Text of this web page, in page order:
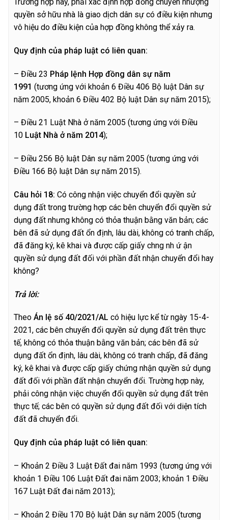
quyền sở hữu nhà là giao dịch dân sự có điều kiện nhưng
vô hiệu do điều kiện của hợp đồng không thể xảy ra.
Quy định của pháp luật có liên quan:
– Điều 23 Pháp lệnh Hợp đồng dân sự năm
1991 (tương ứng với khoản 6 Điều 406 Bộ luật Dân sự
năm 2005, khoản 6 Điều 402 Bộ luật Dân sự năm 2015);
– Điều 21 Luật Nhà ở năm 2005 (tương ứng với Điều
10 Luật Nhà ở năm 2014);
– Điều 256 Bộ luật Dân sự năm 2005 (tương ứng với
Điều 166 Bộ luật Dân sự năm 2015).
Câu hỏi 18: Có công nhận việc chuyển đổi quyền sử
dụng đất trong trường hợp các bên chuyển đổi quyền sử
dụng đất nhưng không có thỏa thuận bằng văn bản; các
bên đã sử dụng đất ổn định, lâu dài, không có tranh chấp,
đã đăng ký, kê khai và được cấp giấy chng nh ứ ận
quyền sử dụng đất đối với phần đất nhận chuyển đổi hay
không?
Trả lời:
Theo Án lệ số 40/2021/AL có hiệu lực kể từ ngày 15-4-
2021, các bên chuyển đổi quyền sử dụng đất trên thực
tế, không có thỏa thuận bằng văn bản; các bên đã sử
dụng đất ổn định, lâu dài, không có tranh chấp, đã đăng
ký, kê khai và được cấp giấy chứng nhận quyền sử dụng
đất đối với phần đất nhận chuyển đổi. Trường hợp này,
phải công nhận việc chuyển đổi quyền sử dụng đất trên
thực tế; các bên có quyền sử dụng đất đối với diện tích
đất đã chuyển đổi.
Quy định của pháp luật có liên quan:
– Khoản 2 Điều 3 Luật Đất đai năm 1993 (tương ứng với
khoản 1 Điều 106 Luật Đất đai năm 2003; khoản 1 Điều
167 Luật Đất đai năm 2013);
– Khoản 2 Điều 170 Bộ luật Dân sự năm 2005 (tương